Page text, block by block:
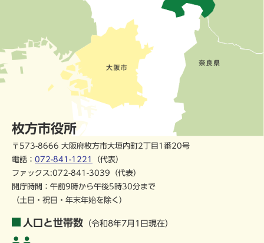
枚方市役所
〒573-8666 大阪府枚方市大垣内町2丁目1番20号
電話： 072-841-1221
（代表）
ファックス:072-841-3039（代表）
開庁時間：午前9時から午後5時30分まで
（土日・祝日・年末年始を除く）
人口と世帯数 （令和8年7月1日現在）